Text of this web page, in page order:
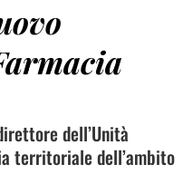
dell’Unità
territoriale dell’ambito